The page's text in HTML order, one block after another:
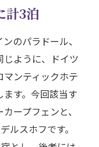
計3泊
のパラドール、
ように、ドイツ
ンティックホテ
す。今回該当す
ープフェンと、
ルスホフです。